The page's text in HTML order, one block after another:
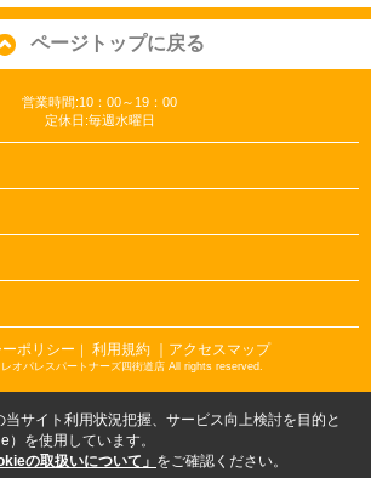
ページトップに戻る
営業時間:10：00～19：00
定休日:毎週水曜日
ポリシー 利用規約 ｜アクセスマップ
オパレスパートナーズ四街道店 All rights reserved.
サイト利用状況把握、サービス向上検討を目的と
を使用しています。
の取扱いについて」 をご確認ください。